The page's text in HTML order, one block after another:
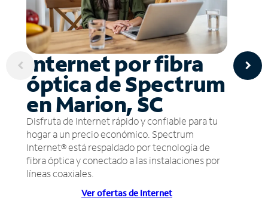
Internet por fibra
óptica de Spectrum
en Marion, SC
Disfruta de Internet rápido y confiable para tu
hogar a un precio económico. Spectrum
Internet® está respaldado por tecnología de
fibra óptica y conectado a las instalaciones por
líneas coaxiales.
Ver ofertas de Internet